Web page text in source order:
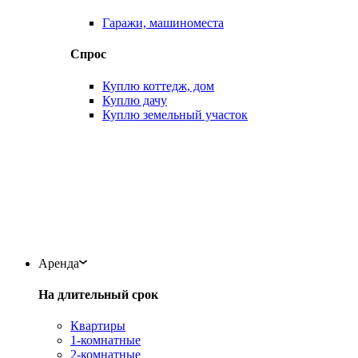
Гаражи, машиноместа
Спрос
Куплю коттедж, дом
Куплю дачу
Куплю земельный участок
Аренда
На длительный срок
Квартиры
1-комнатные
2-комнатные